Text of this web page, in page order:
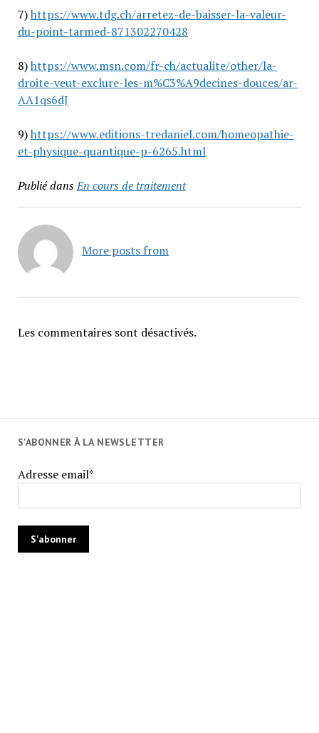
7)https://www.tdg.ch/arretez-de-baisser-la-valeur-
du-point-tarmed-871302270428
8)https://www.msn.com/fr-ch/actualite/other/la-
droite-veut-exclure-les-m%C3%A9decines-douces/ar-
AA1qs6dJ
9)https://www.editions-tredaniel.com/homeopathie-
et-physique-quantique-p-6265.html
Publié dansEn cours de traitement
More posts from
Les commentaires sont désactivés.
S'ABONNER À LA NEWSLETTER
Adresse email*